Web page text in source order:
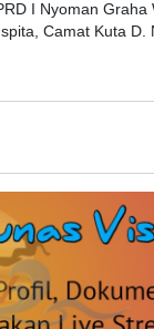
I Nyoman Graha
Camat Kuta